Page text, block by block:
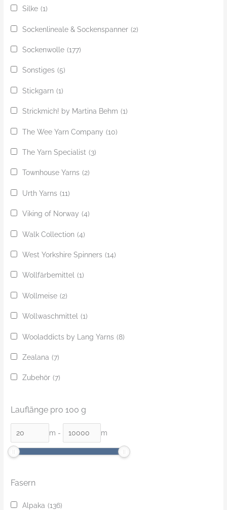
Silke (1)
Sockenlineale & Sockenspanner (2)
Sockenwolle (177)
Sonstiges (5)
Stickgarn (1)
Strickmich! by Martina Behm (1)
The Wee Yarn Company (10)
The Yarn Specialist (3)
Townhouse Yarns (2)
Urth Yarns (11)
Viking of Norway (4)
Walk Collection (4)
West Yorkshire Spinners (14)
Wollfärbemittel (1)
Wollmeise (2)
Wollwaschmittel (1)
Wooladdicts by Lang Yarns (8)
Zealana (7)
Zubehör (7)
Lauflänge pro 100 g
m - m
Fasern
Alpaka (136)